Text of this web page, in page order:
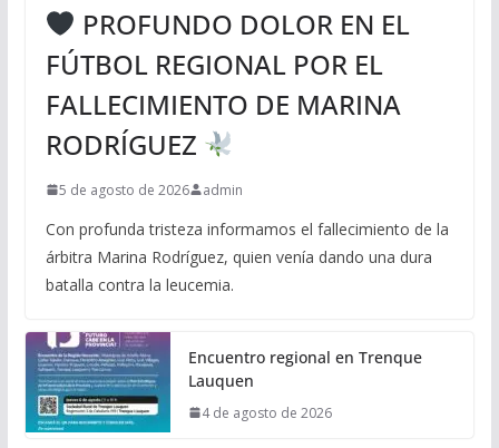
PROFUNDO DOLOR EN EL
FÚTBOL REGIONAL POR EL
FALLECIMIENTO DE MARINA
RODRÍGUEZ
5 de agosto de 2026 admin
Con profunda tristeza informamos el fallecimiento de la
árbitra Marina Rodríguez, quien venía dando una dura
batalla contra la leucemia.
Encuentro regional en Trenque
Lauquen
4 de agosto de 2026